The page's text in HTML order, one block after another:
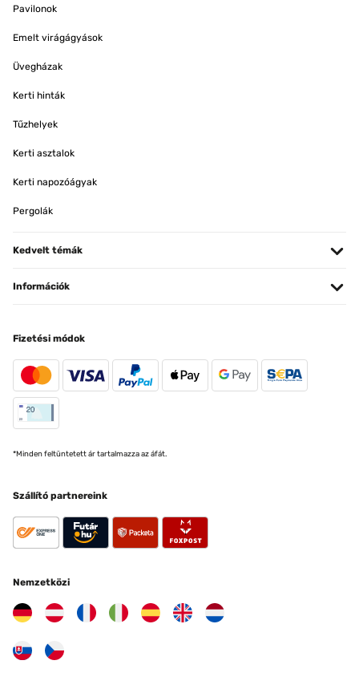
Pavilonok
Emelt virágágyások
Üvegházak
Kerti hinták
Tűzhelyek
Kerti asztalok
Kerti napozóágyak
Pergolák
Kedvelt témák
Információk
Fizetési módok
*Minden feltüntetett ár tartalmazza az áfát.
Szállító partnereink
Nemzetközi